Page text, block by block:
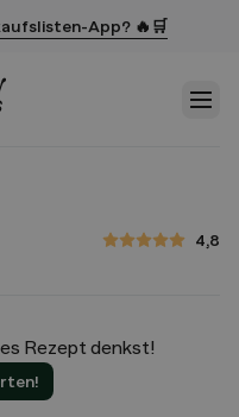
App? 🔥🛒
4,8
4,8 von 5 Sternen
Rezept denkst!